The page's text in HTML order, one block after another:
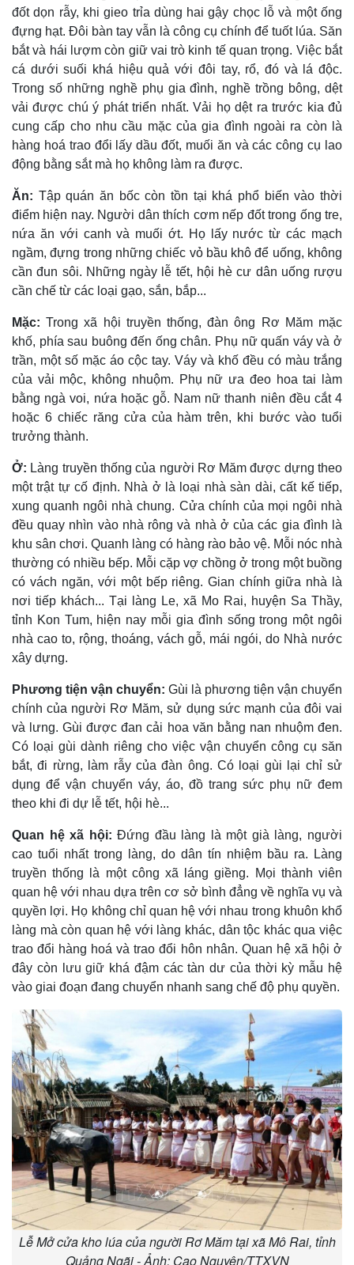
đốt dọn rẫy, khi gieo trỉa dùng hai gậy chọc lỗ và một ống
đựng hạt. Ðôi bàn tay vẫn là công cụ chính để tuốt lúa. Săn
bắt và hái lượm còn giữ vai trò kinh tế quan trọng. Việc bắt
cá dưới suối khá hiệu quả với đôi tay, rổ, đó và lá độc.
Trong số những nghề phụ gia đình, nghề trồng bông, dệt
vải được chú ý phát triển nhất. Vải họ dệt ra trước kia đủ
cung cấp cho nhu cầu mặc của gia đình ngoài ra còn là
hàng hoá trao đổi lấy dầu đốt, muối ăn và các công cụ lao
động bằng sắt mà họ không làm ra được.
Ăn: Tập quán ăn bốc còn tồn tại khá phổ biến vào thời
điểm hiện nay. Người dân thích cơm nếp đốt trong ống tre,
nứa ăn với canh và muối ớt. Họ lấy nước từ các mạch
ngầm, đựng trong những chiếc vỏ bầu khô để uống, không
cần đun sôi. Những ngày lễ tết, hội hè cư dân uống rượu
cần chế từ các loại gạo, sắn, bắp...
Mặc: Trong xã hội truyền thống, đàn ông Rơ Măm mặc
khố, phía sau buông đến ống chân. Phụ nữ quấn váy và ở
trần, một số mặc áo cộc tay. Váy và khố đều có màu trắng
của vải mộc, không nhuộm. Phụ nữ ưa đeo hoa tai làm
bằng ngà voi, nứa hoặc gỗ. Nam nữ thanh niên đều cắt 4
hoặc 6 chiếc răng cửa của hàm trên, khi bước vào tuổi
trưởng thành.
Ở: Làng truyền thống của người Rơ Măm được dựng theo
một trật tự cố định. Nhà ở là loại nhà sàn dài, cất kế tiếp,
xung quanh ngôi nhà chung. Cửa chính của mọi ngôi nhà
đều quay nhìn vào nhà rông và nhà ở của các gia đình là
khu sân chơi. Quanh làng có hàng rào bảo vệ. Mỗi nóc nhà
thường có nhiều bếp. Mỗi cặp vợ chồng ở trong một buồng
có vách ngăn, với một bếp riêng. Gian chính giữa nhà là
nơi tiếp khách... Tại làng Le, xã Mo Rai, huyện Sa Thầy,
tỉnh Kon Tum, hiện nay mỗi gia đình sống trong một ngôi
nhà cao to, rộng, thoáng, vách gỗ, mái ngói, do Nhà nước
xây dựng.
Phương tiện vận chuyển: Gùi là phương tiện vận chuyển
chính của người Rơ Măm, sử dụng sức mạnh của đôi vai
và lưng. Gùi được đan cải hoa văn bằng nan nhuộm đen.
Có loại gùi dành riêng cho việc vận chuyển công cụ săn
bắt, đi rừng, làm rẫy của đàn ông. Có loại gùi lại chỉ sử
dụng để vận chuyển váy, áo, đồ trang sức phụ nữ đem
theo khi đi dự lễ tết, hội hè...
Quan hệ xã hội: Ðứng đầu làng là một già làng, người
cao tuổi nhất trong làng, do dân tín nhiệm bầu ra. Làng
truyền thống là một công xã láng giềng. Mọi thành viên
quan hệ với nhau dựa trên cơ sở bình đẳng về nghĩa vụ và
quyền lợi. Họ không chỉ quan hệ với nhau trong khuôn khổ
làng mà còn quan hệ với làng khác, dân tộc khác qua việc
trao đổi hàng hoá và trao đổi hôn nhân. Quan hệ xã hội ở
đây còn lưu giữ khá đậm các tàn dư của thời kỳ mẫu hệ
vào giai đoạn đang chuyển nhanh sang chế độ phụ quyền.
Lễ Mở cửa kho lúa của người Rơ Măm tại xã Mô Rai, tỉnh
Quảng Ngãi - Ảnh: Cao Nguyên/TTXVN